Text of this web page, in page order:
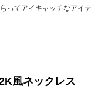
ってアイキャッチなアイテ
風ネックレス